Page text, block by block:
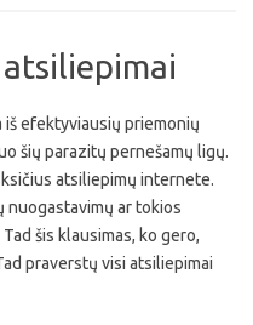
efektyviausių priemonių
šių parazitų pernešamų ligų.
atsiliepimų internete.
nuogastavimų ar tokios
šis klausimas, ko gero,
praverstų visi atsiliepimai